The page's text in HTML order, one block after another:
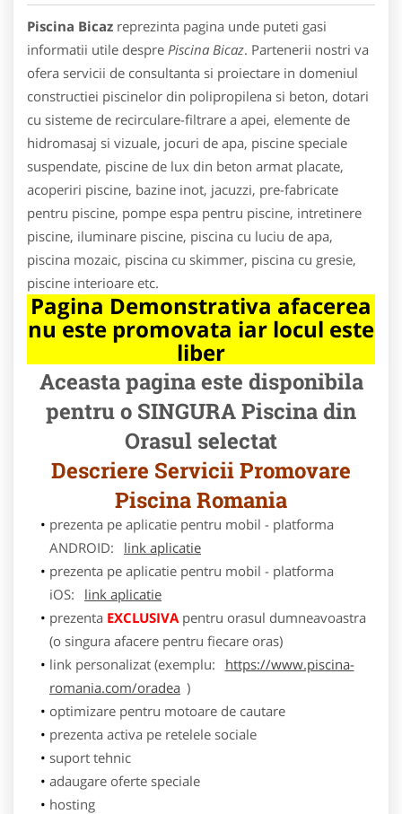
Piscina Bicaz reprezinta pagina unde puteti gasi
informatii utile despre Piscina Bicaz. Partenerii nostri va
ofera servicii de consultanta si proiectare in domeniul
constructiei piscinelor din polipropilena si beton, dotari
cu sisteme de recirculare-filtrare a apei, elemente de
hidromasaj si vizuale, jocuri de apa, piscine speciale
suspendate, piscine de lux din beton armat placate,
acoperiri piscine, bazine inot, jacuzzi, pre-fabricate
pentru piscine, pompe espa pentru piscine, intretinere
piscine, iluminare piscine, piscina cu luciu de apa,
piscina mozaic, piscina cu skimmer, piscina cu gresie,
piscine interioare etc.
Pagina Demonstrativa afacerea
nu este promovata iar locul este
liber
Aceasta pagina este disponibila
pentru o SINGURA Piscina din
Orasul selectat
Descriere Servicii Promovare
Piscina Romania
prezenta pe aplicatie pentru mobil - platforma
ANDROID:
link aplicatie
prezenta pe aplicatie pentru mobil - platforma
iOS:
link aplicatie
prezenta EXCLUSIVApentru orasul dumneavoastra
(o singura afacere pentru fiecare oras)
link personalizat (exemplu:
https://www.piscina-
romania.com/oradea )
optimizare pentru motoare de cautare
prezenta activa pe retelele sociale
suport tehnic
adaugare oferte speciale
hosting